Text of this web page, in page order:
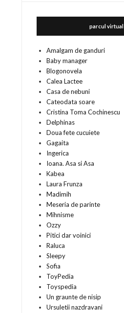
parcul virtual
Amalgam de ganduri
Baby manager
Blogonovela
Calea Lactee
Casa de nebuni
Cateodata soare
Cristina Toma Cochinescu
Delphinas
Doua fete cucuiete
Gagaita
Ingerica
Ioana. Asa si Asa
Kabea
Laura Frunza
Madimih
Meseria de parinte
Mihnisme
Ozzy
Pitici dar voinici
Raluca
Sleepy
Sofia
ToyPedia
Toyspedia
Un graunte de nisip
Ursuletii nazdravani